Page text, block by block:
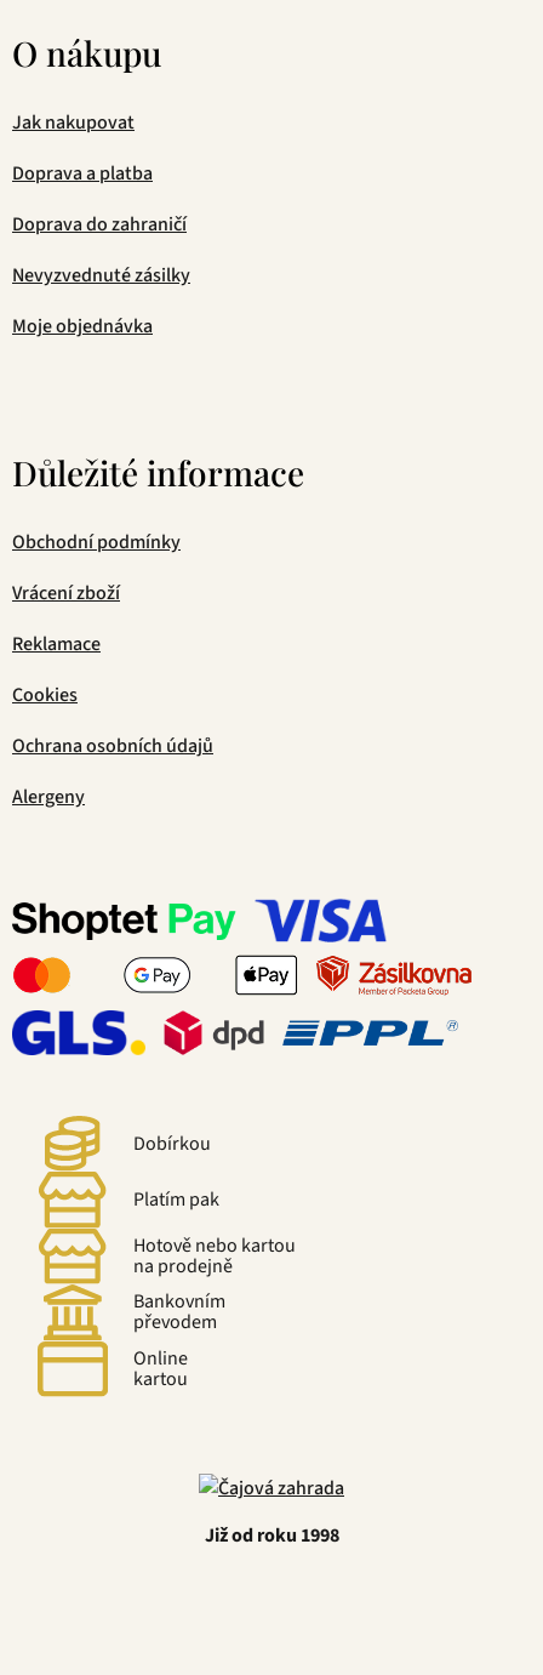
O nákupu
Jak nakupovat
Doprava a platba
Doprava do zahraničí
Nevyzvednuté zásilky
Moje objednávka
Důležité informace
Obchodní podmínky
Vrácení zboží
Reklamace
Cookies
Ochrana osobních údajů
Alergeny
Dobírkou
Platím pak
Hotově nebo kartou
na prodejně
Bankovním
převodem
Online
kartou
Již od roku 1998